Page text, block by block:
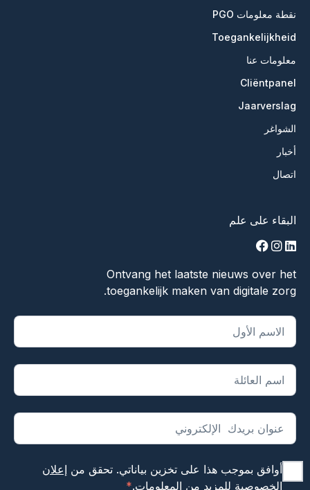
نقطة معلومات PGO
Toegankelijkheid
معلومات عنا
Cliëntpanel
Jaarverslag
الشواغر
أخبار
اتصال
البقاء على علم
linkedin
instagram
facebook
Ontvang het laatste nieuws over het
toegankelijk maken van digitale zorg.
يشير "*" إلى الحقول المطلوبة
أوافق بموجب هذا على تخزين بياناتي. تحقق من إعلان
الخصوصية للمزيد من المعلومات.*